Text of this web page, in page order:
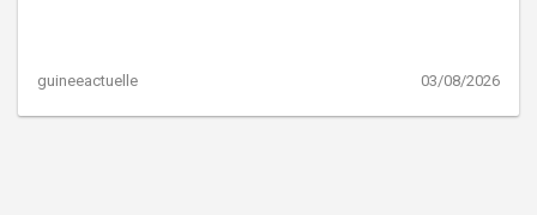
guineeactuelle 03/08/2026